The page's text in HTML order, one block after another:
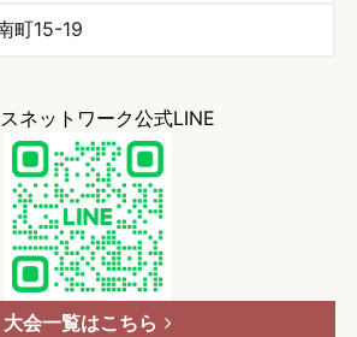
町15-19
ネットワーク公式LINE
大会一覧はこちら